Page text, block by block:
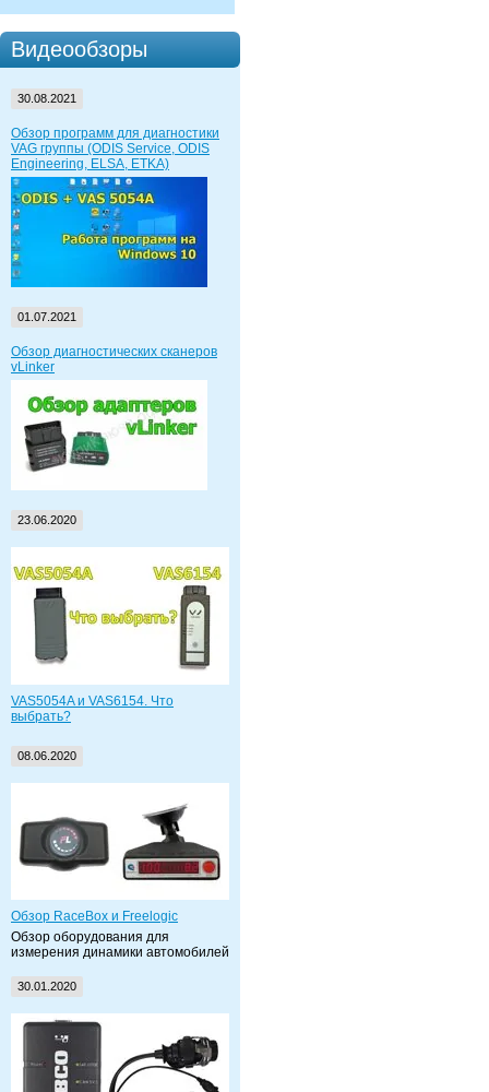
Видеообзоры
30.08.2021
Обзор программ для диагностики
VAG группы (ODIS Service, ODIS
Engineering, ELSA, ETKA)
01.07.2021
Обзор диагностических сканеров
vLinker
23.06.2020
VAS5054A и VAS6154. Что
выбрать?
08.06.2020
Обзор RaceBox и Freelogic
Обзор оборудования для
измерения динамики автомобилей
30.01.2020